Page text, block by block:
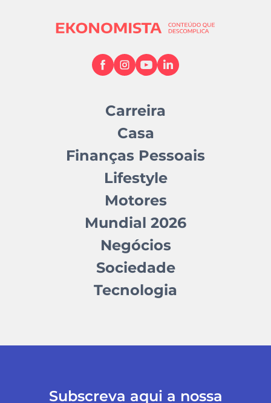
Carreira
Casa
Finanças Pessoais
Lifestyle
Motores
Mundial 2026
Negócios
Sociedade
Tecnologia
Subscreva aqui a nossa